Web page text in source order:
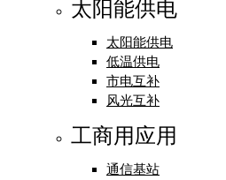
太阳能供电
太阳能供电
低温供电
市电互补
风光互补
工商用应用
通信基站